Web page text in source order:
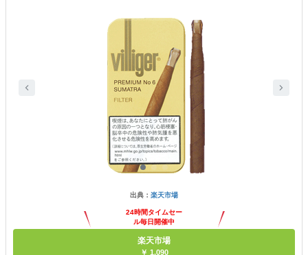
出典： 楽天市場
24時間タイムセー
ル毎日開催中
楽天市場
￥ 1,090